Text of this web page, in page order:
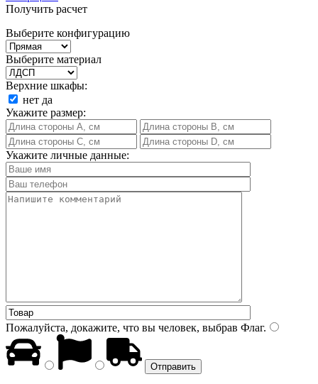
Получить расчет
Выберите конфигурацию
Выберите материал
Верхние шкафы:
нет да
Укажите размер:
Укажите личные данные:
Пожалуйста, докажите, что вы человек, выбрав Флаг.